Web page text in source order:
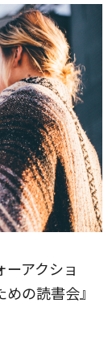
ーアクショ
の読書会』